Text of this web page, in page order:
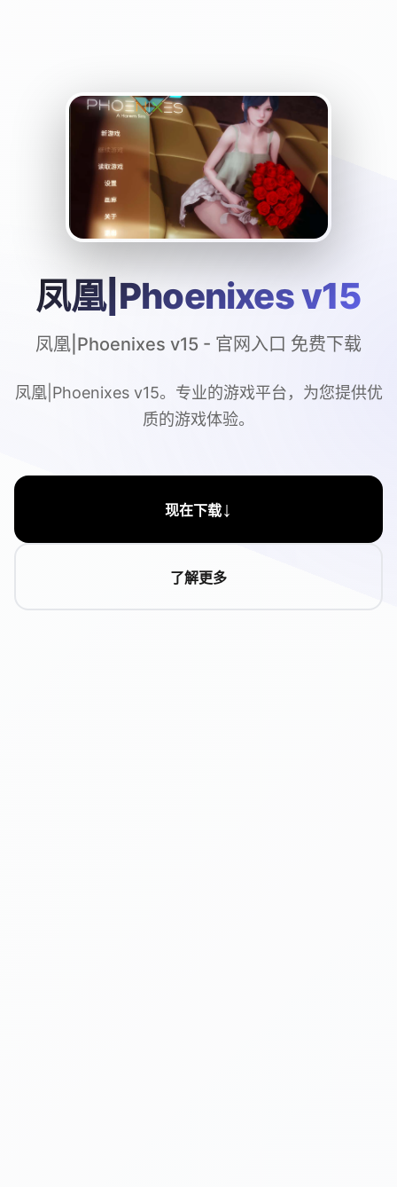
凤凰|Phoenixes v15
凤凰|Phoenixes v15 - 官网入口 免费下载
凤凰|Phoenixes v15。专业的游戏平台，为您提供优
质的游戏体验。
现在下载↓
了解更多